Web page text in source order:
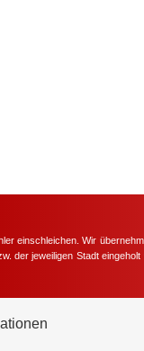
einschleichen. Wir
der jeweiligen Stadt eingeholt